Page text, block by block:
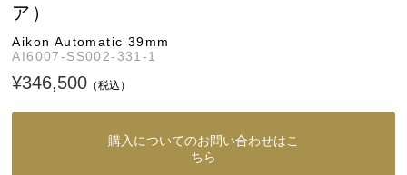
ア）
Aikon Automatic 39mm
AI6007-SS002-331-1
¥346,500 （税込）
購入についてのお問い合わせはこ
ちら